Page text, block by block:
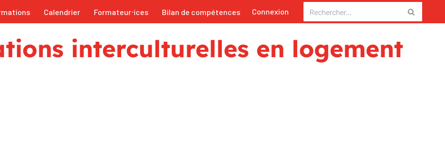
Calendrier Formateur⋅ices Bilan de compétences Connexion
interculturelles en logement